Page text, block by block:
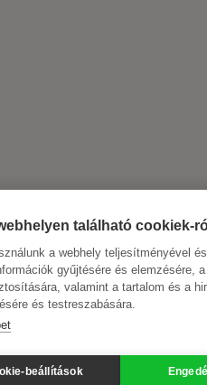
található cookiek-
a webhely teljesítményével
gyűjtésére és elemzésére,
valamint a tartalom és a
és testreszabására.
beállítások